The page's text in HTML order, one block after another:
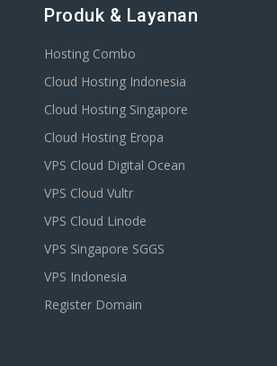
Produk & Layanan
Hosting Combo
Cloud Hosting Indonesia
Cloud Hosting Singapore
Cloud Hosting Eropa
VPS Cloud Digital Ocean
VPS Cloud Vultr
VPS Cloud Linode
VPS Singapore SGGS
VPS Indonesia
Register Domain